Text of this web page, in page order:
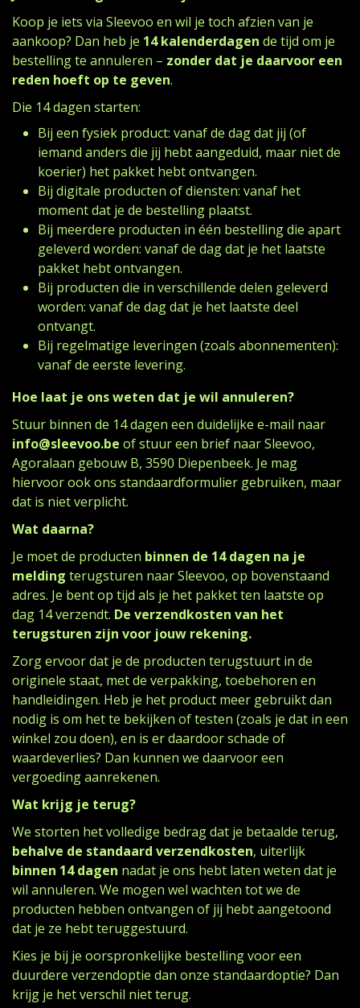
Koop je iets via Sleevoo en wil je toch afzien van je
aankoop? Dan heb je 14 kalenderdagen de tijd om je
bestelling te annuleren – zonder dat je daarvoor een
reden hoeft op te geven.
Die 14 dagen starten:
Bij een fysiek product: vanaf de dag dat jij (of
iemand anders die jij hebt aangeduid, maar niet de
koerier) het pakket hebt ontvangen.
Bij digitale producten of diensten: vanaf het
moment dat je de bestelling plaatst.
Bij meerdere producten in één bestelling die apart
geleverd worden: vanaf de dag dat je het laatste
pakket hebt ontvangen.
Bij producten die in verschillende delen geleverd
worden: vanaf de dag dat je het laatste deel
ontvangt.
Bij regelmatige leveringen (zoals abonnementen):
vanaf de eerste levering.
Hoe laat je ons weten dat je wil annuleren?
Stuur binnen de 14 dagen een duidelijke e-mail naar
info@sleevoo.be of stuur een brief naar Sleevoo,
Agoralaan gebouw B, 3590 Diepenbeek. Je mag
hiervoor ook ons standaardformulier gebruiken, maar
dat is niet verplicht.
Wat daarna?
Je moet de producten binnen de 14 dagen na je
melding terugsturen naar Sleevoo, op bovenstaand
adres. Je bent op tijd als je het pakket ten laatste op
dag 14 verzendt. De verzendkosten van het
terugsturen zijn voor jouw rekening.
Zorg ervoor dat je de producten terugstuurt in de
originele staat, met de verpakking, toebehoren en
handleidingen. Heb je het product meer gebruikt dan
nodig is om het te bekijken of testen (zoals je dat in een
winkel zou doen), en is er daardoor schade of
waardeverlies? Dan kunnen we daarvoor een
vergoeding aanrekenen.
Wat krijg je terug?
We storten het volledige bedrag dat je betaalde terug,
behalve de standaard verzendkosten, uiterlijk
binnen 14 dagen nadat je ons hebt laten weten dat je
wil annuleren. We mogen wel wachten tot we de
producten hebben ontvangen of jij hebt aangetoond
dat je ze hebt teruggestuurd.
Kies je bij je oorspronkelijke bestelling voor een
duurdere verzendoptie dan onze standaardoptie? Dan
krijg je het verschil niet terug.